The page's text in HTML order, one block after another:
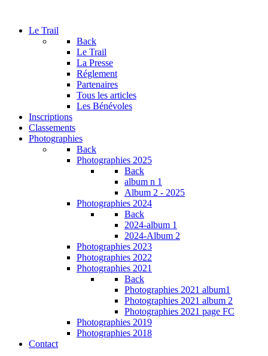
Le Trail
Back
Le Trail
La Presse
Réglement
Partenaires
Tous les articles
Les Bénévoles
Inscriptions
Classements
Photographies
Back
Photographies 2025
Back
album n 1
Album 2 - 2025
Photographies 2024
Back
2024-album 1
2024-Album 2
Photographies 2023
Photographies 2022
Photographies 2021
Back
Photographies 2021 album1
Photographies 2021 album 2
Photographies 2021 page FC
Photographies 2019
Photographies 2018
Contact